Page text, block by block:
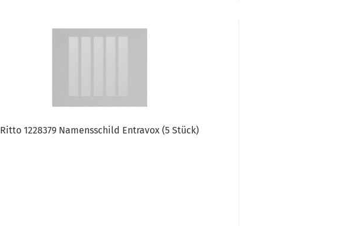
Ritto 1228379 Namensschild Entravox (5 Stück)